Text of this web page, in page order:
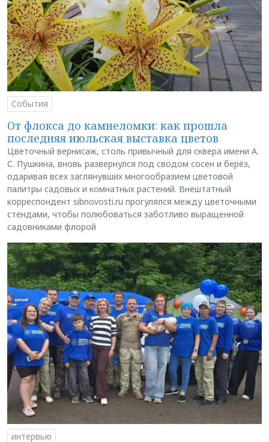
События
От флокса до камнеломки: как прошла
последняя июльская выставка цветов
Цветочный вернисаж, столь привычный для сквера имени А.
С. Пушкина, вновь развернулся под сводом сосен и берёз,
одаривая всех заглянувших многообразием цветовой
палитры садовых и комнатных растений. Внештатный
корреспондент sibnovosti.ru прогулялся между цветочными
стендами, чтобы полюбоваться заботливо выращенной
садовниками флорой
интервью